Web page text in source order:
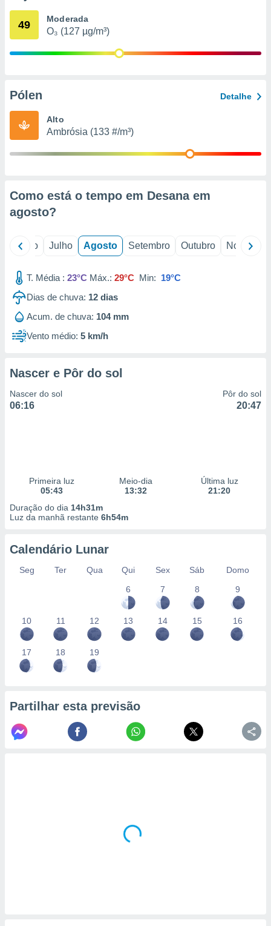
através
de
49 Moderada
O₃ (127 µg/m³)
Pólen Detalhe
Alto
Ambrósia (133 #/m³)
Como está o tempo em Desana em
agosto?
Junho Julho Agosto Setembro Outubro Novembro
T. Média : 23°C Máx.: 29°C Min: 19°C
Dias de chuva: 12 dias
Acum. de chuva: 104 mm
Vento médio: 5 km/h
Nascer e Pôr do sol
Nascer do sol
06:16
Pôr do sol
20:47
Primeira luz
05:43
Meio-dia
13:32
Última luz
21:20
Duração do dia 14h31m
Luz da manhã restante 6h54m
Calendário Lunar
Seg Ter Qua Qui Sex Sáb
Domo
6
7 8 9
10 11 12 13 14 15 16
17 18 19
Partilhar esta previsão